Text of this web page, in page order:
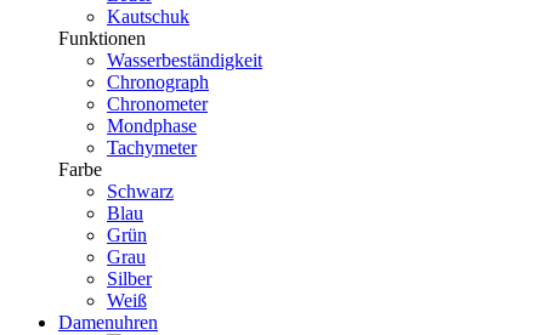
Kautschuk
Funktionen
Wasserbeständigkeit
Chronograph
Chronometer
Mondphase
Tachymeter
Farbe
Schwarz
Blau
Grün
Grau
Silber
Weiß
Damenuhren